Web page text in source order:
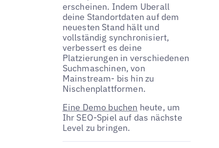
erscheinen. Indem Uberall
deine Standortdaten auf dem
neuesten Stand hält und
vollständig synchronisiert,
verbessert es deine
Platzierungen in verschiedenen
Suchmaschinen, von
Mainstream- bis hin zu
Nischenplattformen.
Eine Demo buchen heute, um
Ihr SEO-Spiel auf das nächste
Level zu bringen.